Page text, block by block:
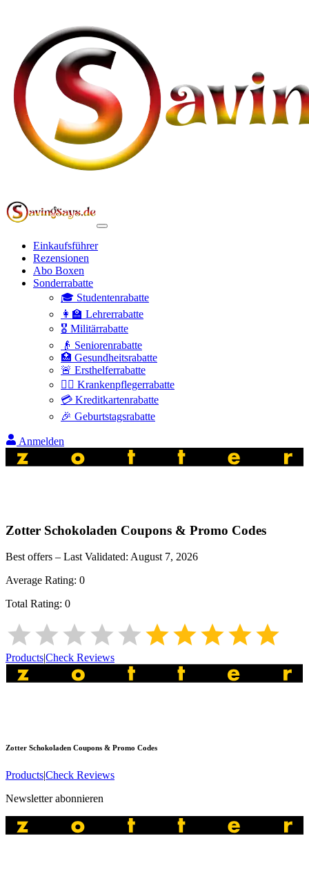
Einkaufsführer
Rezensionen
Abo Boxen
Sonderrabatte
🎓 Studentenrabatte
👩‍🏫 Lehrerrabatte
🎖️ Militärrabatte
👴 Seniorenrabatte
🏥 Gesundheitsrabatte
🚨 Ersthelferrabatte
👩‍⚕️ Krankenpflegerrabatte
💳 Kreditkartenrabatte
🎉 Geburtstagsrabatte
Anmelden
Zotter Schokoladen Coupons & Promo Codes
Best offers – Last Validated: August 7, 2026
Average Rating: 0
Total Rating: 0
Products|Check Reviews
Zotter Schokoladen Coupons & Promo Codes
Products|Check Reviews
Newsletter abonnieren